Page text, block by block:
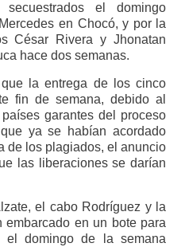
el domingo
en Chocó, y por la
César Rivera y Jhonatan
hace dos semanas.
la entrega de los cinco
fin de semana, debido al
garantes del proceso
ya se habían acordado
de los plagiados, el anuncio
las liberaciones se darían
el cabo Rodríguez y la
en un bote para
el domingo de la semana